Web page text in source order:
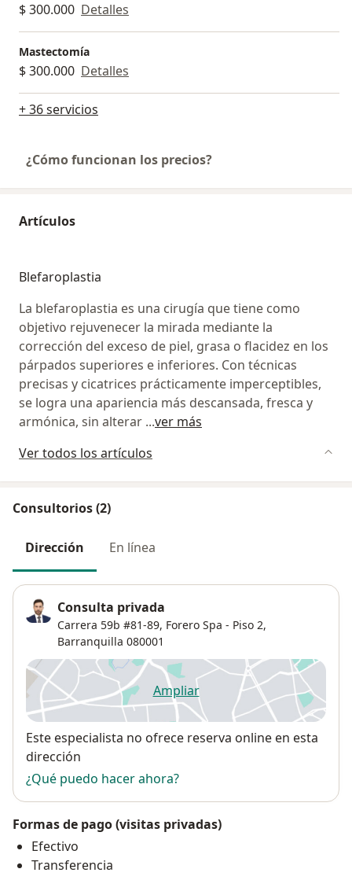
$ 300.000 Detalles
Mastectomía
$ 300.000 Detalles
+ 36 servicios
¿Cómo funcionan los precios?
Artículos
Blefaroplastia
La blefaroplastia es una cirugía que tiene como
objetivo rejuvenecer la mirada mediante la
corrección del exceso de piel, grasa o flacidez en los
párpados superiores e inferiores. Con técnicas
precisas y cicatrices prácticamente imperceptibles,
se logra una apariencia más descansada, fresca y
armónica, sin alterar ...ver más
Ver todos los artículos
Consultorios (2)
Dirección En línea
Consulta privada
Carrera 59b #81-89, Forero Spa - Piso 2,
Barranquilla 080001
Ampliarse abre en una nueva
Disponibilidad
Este especialista no ofrece reserva online en esta
dirección
¿Qué puedo hacer ahora?
Formas de pago (visitas privadas)
Efectivo
Transferencia